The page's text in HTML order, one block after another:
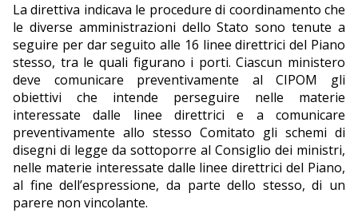
La direttiva indicava le procedure di coordinamento che
le diverse amministrazioni dello Stato sono tenute a
seguire per dar seguito alle 16 linee direttrici del Piano
stesso, tra le quali figurano i porti. Ciascun ministero
deve comunicare preventivamente al CIPOM gli
obiettivi che intende perseguire nelle materie
interessate dalle linee direttrici e a comunicare
preventivamente allo stesso Comitato gli schemi di
disegni di legge da sottoporre al Consiglio dei ministri,
nelle materie interessate dalle linee direttrici del Piano,
al fine dell’espressione, da parte dello stesso, di un
parere non vincolante.